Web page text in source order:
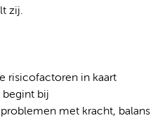
zij.
risicofactoren in kaart
begint bij
met kracht, balans